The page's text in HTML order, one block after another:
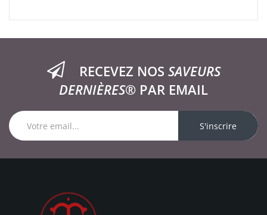
RECEVEZ NOS SAVEURS
DERNIÈRES® PAR EMAIL
S'inscrire